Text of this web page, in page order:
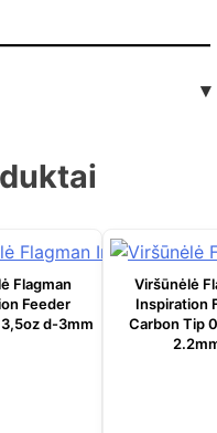
▾
Flagman
Feeder
d-3mm
Viršūnėlė
Inspiration
Carbon Tip